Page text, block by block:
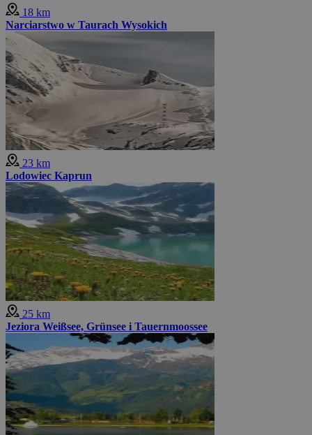
18 km
Narciarstwo w Taurach Wysokich
23 km
Lodowiec Kaprun
25 km
Jeziora Weißsee, Grünsee i Tauernmoossee